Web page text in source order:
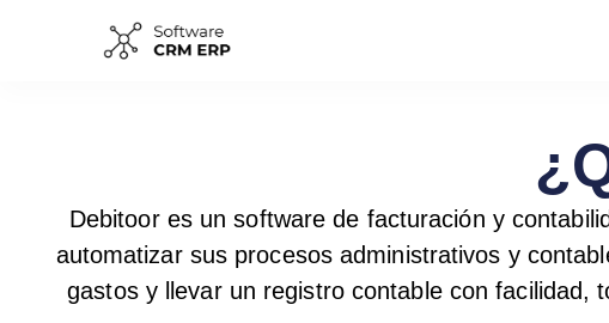
Debitoor es un software de facturación y
automatizar sus procesos administrativos y
gastos y llevar un registro contable con facilidad,